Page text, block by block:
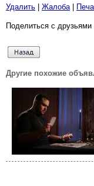
Удалить Жалоба|
Поделиться с
Другие похожие